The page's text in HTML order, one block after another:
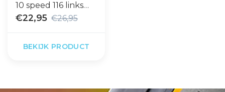
10 speed 116 links
ICNHG54116I
€22,95 €26,95
BEKIJK PRODUCT